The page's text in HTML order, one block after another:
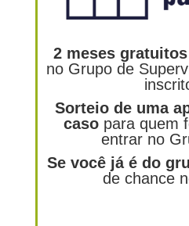
2 meses gratuitos
no Grupo de
Sorteio de uma
caso para quem
entrar no
Se você já é do
de chance